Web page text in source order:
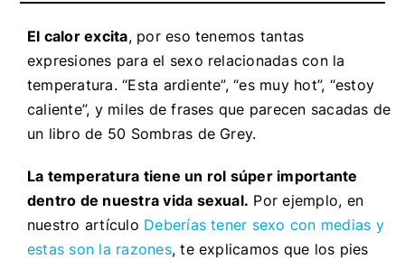
El calor excita, por eso tenemos tantas
expresiones para el sexo relacionadas con la
temperatura. “Esta ardiente”, “es muy hot”, “estoy
caliente”, y miles de frases que parecen sacadas de
un libro de 50 Sombras de Grey.
La temperatura tiene un rol súper importante
dentro de nuestra vida sexual. Por ejemplo, en
nuestro artículo Deberías tener sexo con medias y
estas son la razones, te explicamos que los pies